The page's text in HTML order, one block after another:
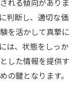
れる傾向がありま
判断し、適切な価
を活かして真摯に
は、状態をしっか
した情報を提供す
の鍵となります。